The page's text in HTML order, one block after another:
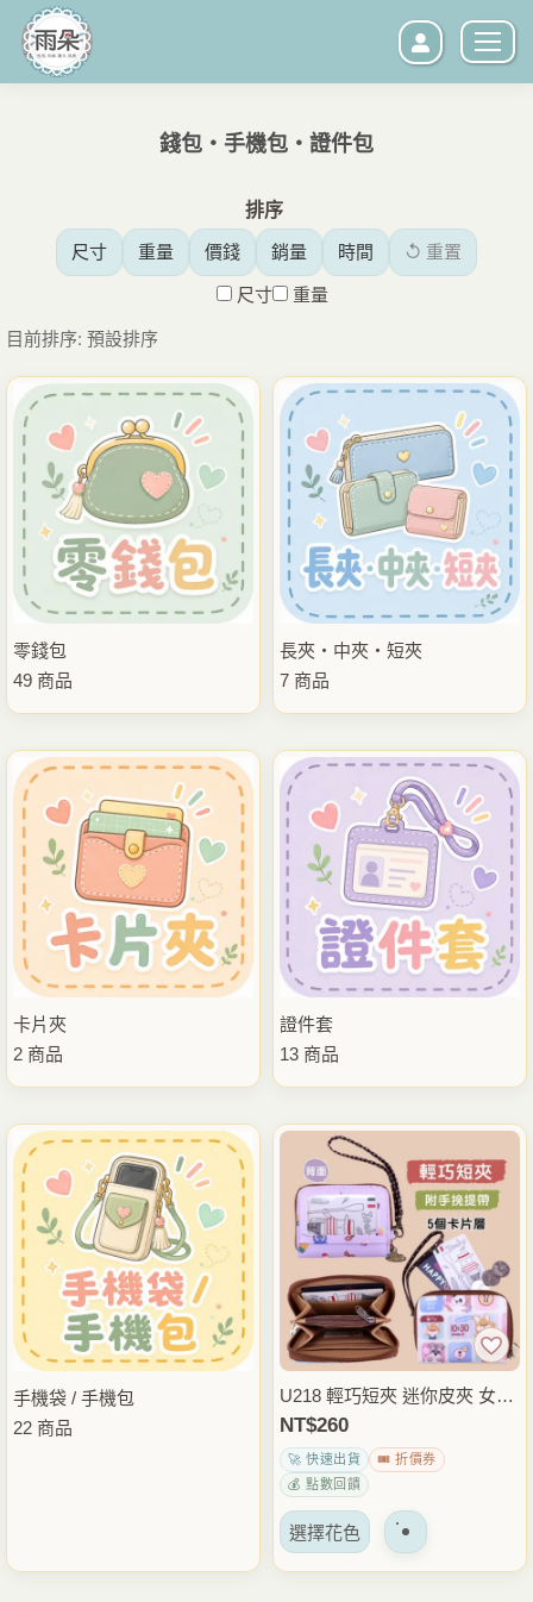
錢包・手機包・證件包
排序
尺寸 重量 價錢 銷量 時間
↺ 重置
尺寸
重量
目前排序: 預設排序
零錢包
49 商品
長夾・中夾・短夾
7 商品
卡片夾
2 商品
證件套
13 商品
手機袋 / 手機包
22 商品
U218 輕巧短夾 迷你皮夾 女用
短款錢包 輕便好攜帶 小錢包
可愛風格錢包 簡約風短夾
NT$260
🚀 快速出貨
🎟️ 折價券
💰 點數回饋
選擇花色 該